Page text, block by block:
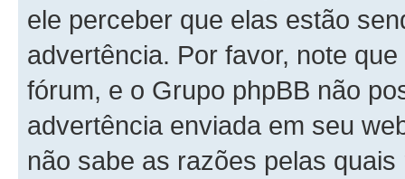
ele perceber que elas estão
advertência. Por favor, note
fórum, e o Grupo phpBB não
advertência enviada em seu
não sabe as razões pelas